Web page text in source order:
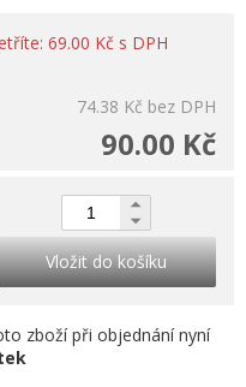
69.00 Kč s DPH
74.38 Kč bez DPH
90.00 Kč
Vložit do košíku
zboží při objednání nyní